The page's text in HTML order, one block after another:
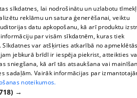
00:42:26
pārmaiņām dzīvē
sīkdatnes, lai nodrošinātu un uzlabotu
reklāmu un satura ģenerēšanai, veiktu
datu apkopošanu, kā arī produktu
par visām sīkdatnēm, kuras tiek
var atšķirties atkarībā no
jebkurā brīdī ir iespēja piekrist, atteikties
sniegšana, kā arī tās atsaukšana vai
sadaļām. Vairāk informācijas par
noteikumos.
→